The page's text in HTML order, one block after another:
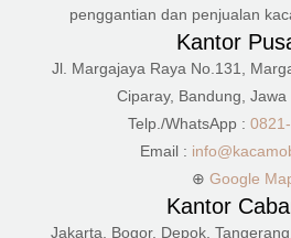
penggantian dan penjualan
Kantor
Jl. Margajaya Raya No.131,
Ciparay, Bandung,
Telp./WhatsApp :
Email :
⊕ Google
Kantor
Jakarta, Bogor, Depok,